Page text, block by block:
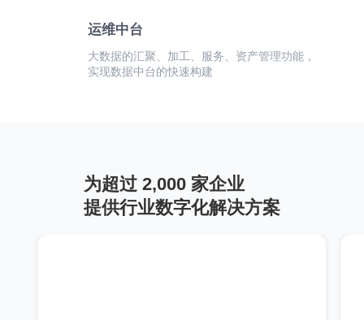
运维中台
大数据的汇聚、加工、服务、资产管理功能，
实现数据中台的快速构建
为超过 2,000 家企业
提供行业数字化解决方案